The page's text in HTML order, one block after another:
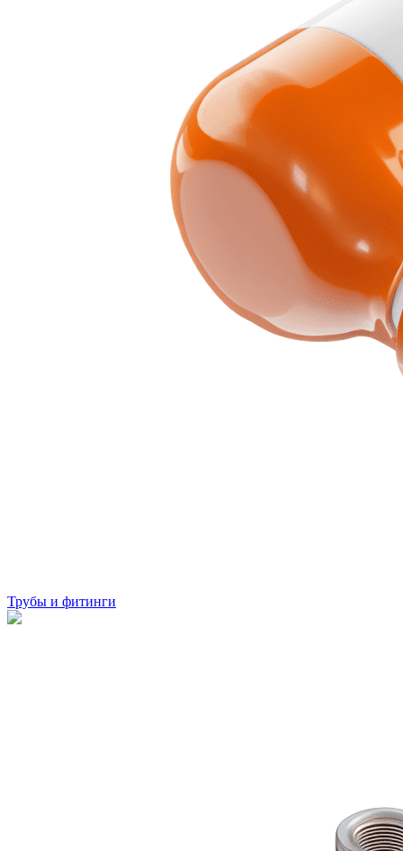
Трубы и фитинги